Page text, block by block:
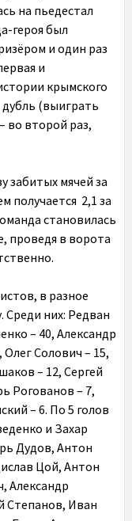
на пьедестал
героя был
и один раз
и
крымского
(выиграть
во второй раз,
забитых мячей за
получается 2,1 за
становилась
проведя в ворота
в разное
Среди них: Редван
– 40, Александр
Солович – 15,
– 12, Сергей
Рогованов – 7,
– 6. По 5 голов
и Захар
Дудов, Антон
Цой, Антон
Александр
Степанов, Иван